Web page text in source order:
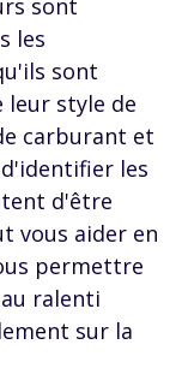
sont
les
sont
leur style de
carburant et
les
d'être
vous aider en
permettre
ralenti
sur la